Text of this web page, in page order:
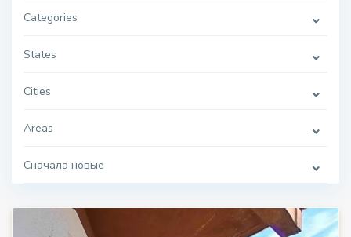
Categories
States
Cities
Areas
Сначала новые